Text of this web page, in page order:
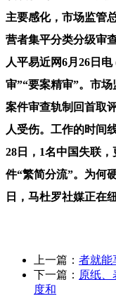
主要感化，市场监管
营者集平分类分级审
人平易近网6月26日
审”“要案精审”。市
案件审查轨制回首取
人受伤。工作的时间
28日，1名中国失联
件“繁简分流”。为何
日，马杜罗社媒正在
上一篇： 者就能
下一篇： 原纸、
度和